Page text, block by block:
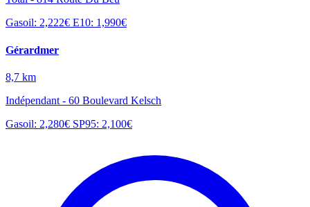
Gasoil: 2,222€ E10: 1,990€
Gérardmer
8,7 km
Indépendant - 60 Boulevard Kelsch
Gasoil: 2,280€ SP95: 2,100€